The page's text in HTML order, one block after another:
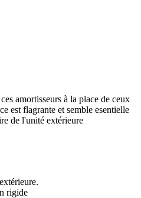
amortisseurs à la place de ceux
est flagrante et semble esentielle
de l'unité extérieure
rigide